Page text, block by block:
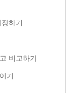
하기
비교하기
기